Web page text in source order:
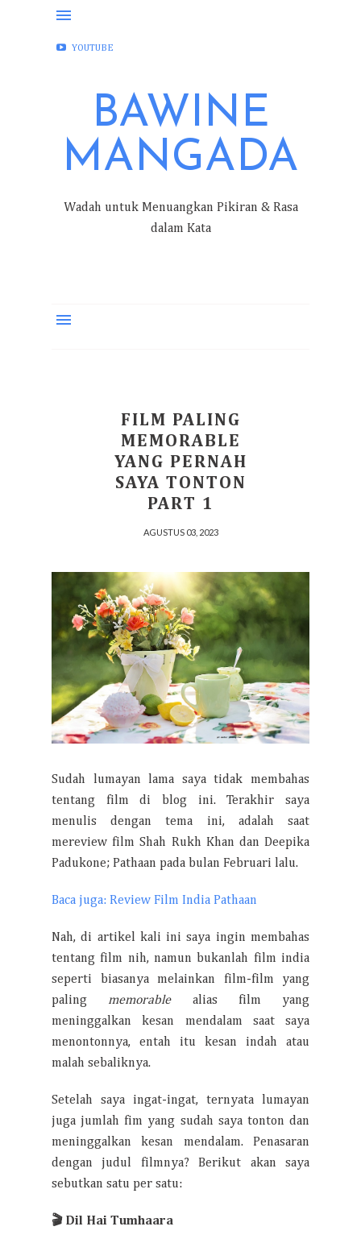
FACEBOOK
YOUTUBE
BAWINE
MANGADA
Wadah untuk Menuangkan Pikiran & Rasa
dalam Kata
FILM PALING
MEMORABLE
YANG PERNAH
SAYA TONTON
PART 1
AGUSTUS 03, 2023
Sudah lumayan lama saya tidak membahas
tentang film di blog ini. Terakhir saya
menulis dengan tema ini, adalah saat
mereview film Shah Rukh Khan dan Deepika
Padukone; Pathaan pada bulan Februari lalu.
Baca juga: Review Film India Pathaan
Nah, di artikel kali ini saya ingin membahas
tentang film nih, namun bukanlah film india
seperti biasanya melainkan film-film yang
paling memorablealias film yang
meninggalkan kesan mendalam saat saya
menontonnya, entah itu kesan indah atau
malah sebaliknya.
Setelah saya ingat-ingat, ternyata lumayan
juga jumlah fim yang sudah saya tonton dan
meninggalkan kesan mendalam. Penasaran
dengan judul filmnya? Berikut akan saya
sebutkan satu per satu:
🎬 Dil Hai Tumhaara